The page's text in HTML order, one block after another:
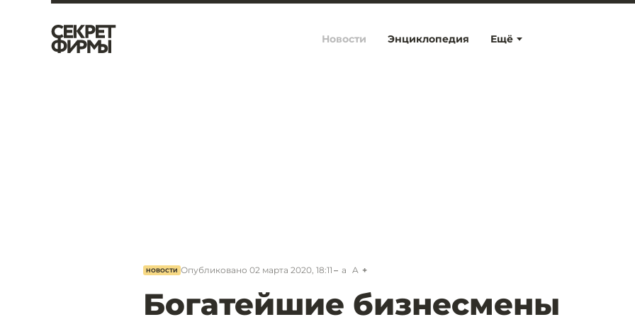
Ещё
Новости Энциклопедия
НОВОСТИ Опубликовано 02 марта 2020, 18:11 a A
Богатейшие бизнесмены